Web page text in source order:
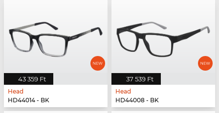
43 359 Ft
Head
HD44014 - BK
37 539 Ft
Head
HD44008 - BK